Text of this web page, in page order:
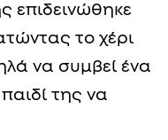
επιδεινώθηκε
το χέρι
να συμβεί ένα
της να